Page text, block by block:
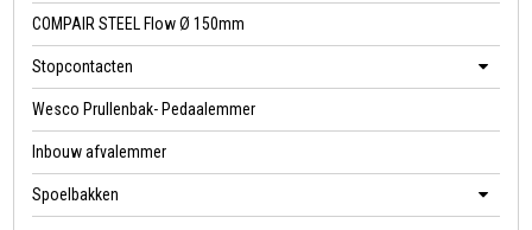
COMPAIR STEEL Flow Ø 150mm
Stopcontacten
Wesco Prullenbak- Pedaalemmer
Inbouw afvalemmer
Spoelbakken